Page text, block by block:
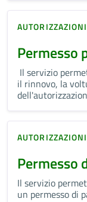
AUTORIZZAZIONI
Permesso
Il servizio
il rinnovo, la
AUTORIZZAZIONI
Permesso
Il servizio
un permesso di